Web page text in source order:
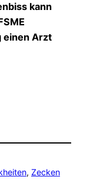
kann
einen Arzt
, Zecken